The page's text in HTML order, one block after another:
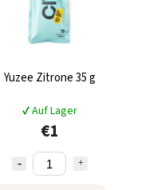
Yuzee Zitrone 35 g
✔ Auf Lager
€1